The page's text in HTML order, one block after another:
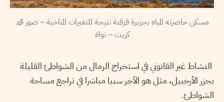
مسكن حاصرته المياه بجزيرة قرقنة نتيجة للتغيرات المناخية – صور محمد
كريت – نواة
النشاط غير القانوني في استخراج الرمال من الشواطئ القليلة
بجزر الأرخبيل، مثل هو الآخر سببا مباشرا في تراجع مساحة
الشواطئ.